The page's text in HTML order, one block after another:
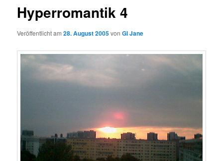
Hyperromantik 4
Veröffentlicht am28. August 2005vonGI Jane